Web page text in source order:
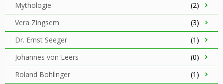
Mythologie
(2)
Vera Zingsem
(3)
Dr. Ernst Seeger
(1)
Johannes von Leers
(0)
Roland Bohlinger
(1)